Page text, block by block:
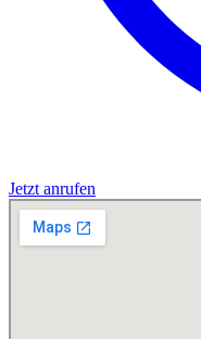
Jetzt anrufen